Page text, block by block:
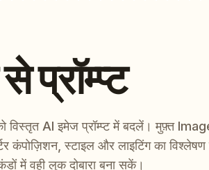
प्रॉम्प्ट
विस्तृत AI इमेज प्रॉम्प्ट में बदलें। मुफ़्त
कंपोज़िशन, स्टाइल और लाइटिंग का विश्लेषण
में वही लुक दोबारा बना सकें।